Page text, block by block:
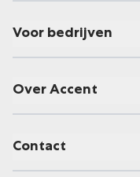
Voor bedrijven
Over Accent
Contact